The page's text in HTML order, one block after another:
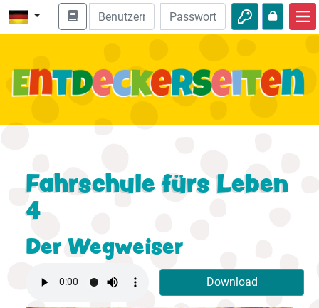
Bibel entdecken
Natur
Fahrschule fürs Leben
4
Der Wegweiser
Download